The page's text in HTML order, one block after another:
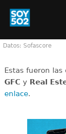
Datos: Sofascore
Estas fueron
GFC y Real
enlace.